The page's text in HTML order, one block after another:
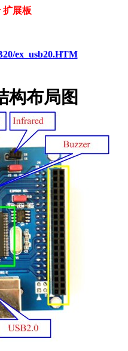
扩展板
ex_usb20.HTM
构布局图